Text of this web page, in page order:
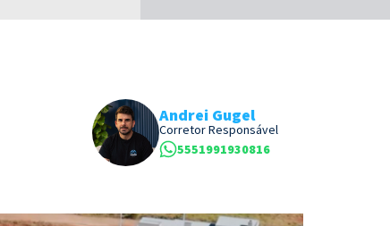
Andrei Gugel
Corretor Responsável
5551991930816